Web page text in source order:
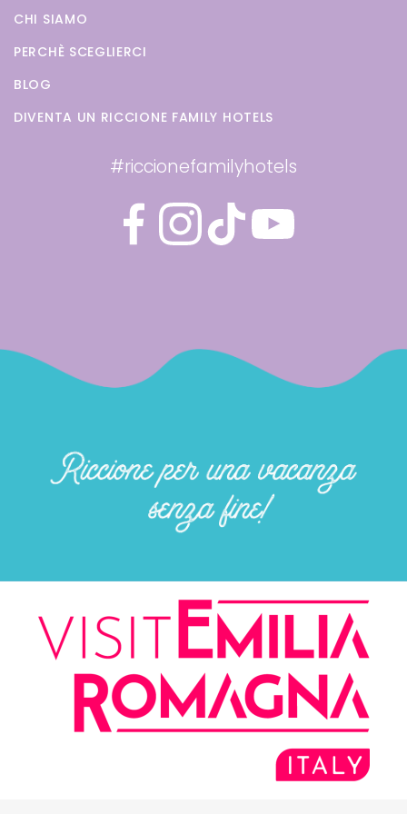
CHI SIAMO
PERCHÈ SCEGLIERCI
BLOG
DIVENTA UN RICCIONE FAMILY HOTELS
#riccionefamilyhotels